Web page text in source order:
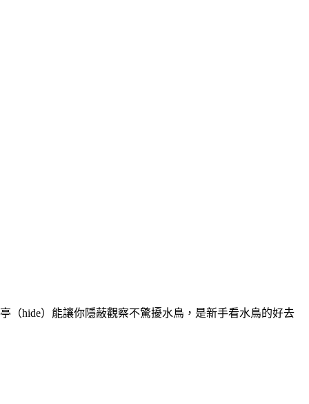
hide）能讓你隱蔽觀察不驚擾水鳥，是新手看水鳥的好去